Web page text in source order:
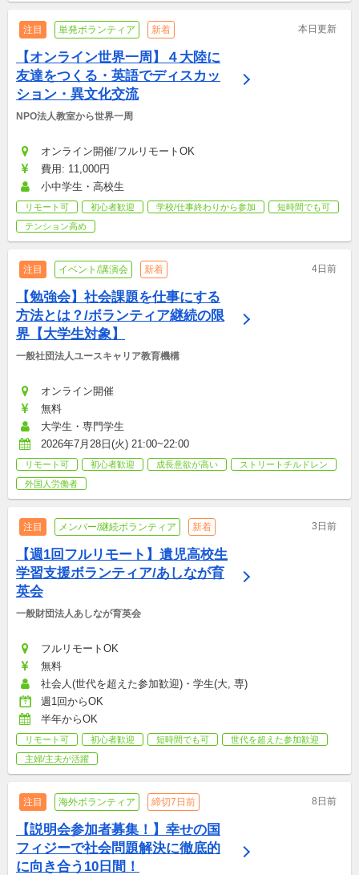
注目 単発ボランティア 新着 本日更新
【オンライン世界一周】４大陸に
友達をつくる・英語でディスカッ
ション・異文化交流
NPO法人教室から世界一周
オンライン開催/フルリモートOK
費用: 11,000円
小中学生・高校生
リモート可 初心者歓迎 学校/仕事終わりから参加
短時間でも可
テンション高め
注目 イベント/講演会 新着 4日前
【勉強会】社会課題を仕事にする
方法とは？/ボランティア継続の限
界【大学生対象】
一般社団法人ユースキャリア教育機構
オンライン開催
無料
大学生・専門学生
2026年7月28日(火) 21:00~22:00
リモート可 初心者歓迎 成長意欲が高い
ストリートチルドレン
外国人労働者
注目 メンバー/継続ボランティア 新着 3日前
【週1回フルリモート】遺児高校生
学習支援ボランティア/あしなが育
英会
一般財団法人あしなが育英会
フルリモートOK
無料
社会人(世代を超えた参加歓迎)・学生(大, 専)
週1回からOK
半年からOK
リモート可 初心者歓迎 短時間でも可
世代を超えた参加歓迎
主婦/主夫が活躍
注目 海外ボランティア 締切7日前 8日前
【説明会参加者募集！】幸せの国
フィジーで社会問題解決に徹底的
に向き合う10日間！